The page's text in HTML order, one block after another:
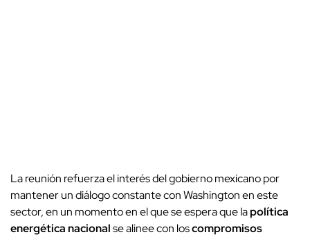
La reunión refuerza el interés del gobierno mexicano por
mantener un diálogo constante con Washington en este
sector, en un momento en el que se espera que lapolítica
energética nacionalse alinee con loscompromisos